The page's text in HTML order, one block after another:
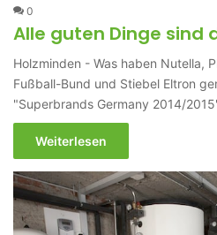
0
Alle guten Dinge sind
Holzminden - Was haben Nutella,
Fußball-Bund und Stiebel Eltron
"Superbrands Germany 2014/
Weiterlesen